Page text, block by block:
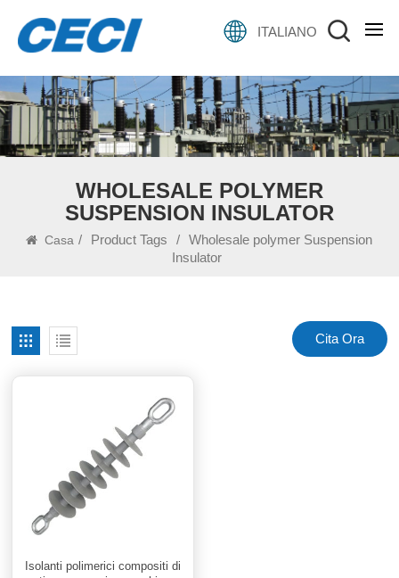
ITALIANO
WHOLESALE POLYMER
SUSPENSION INSULATOR
Casa / Product Tags /
Wholesale polymer Suspension
Insulator
Cita Ora
Isolanti polimerici compositi di